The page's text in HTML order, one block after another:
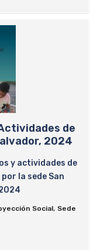
de
2024
y actividades de
la sede San
Social, Sede